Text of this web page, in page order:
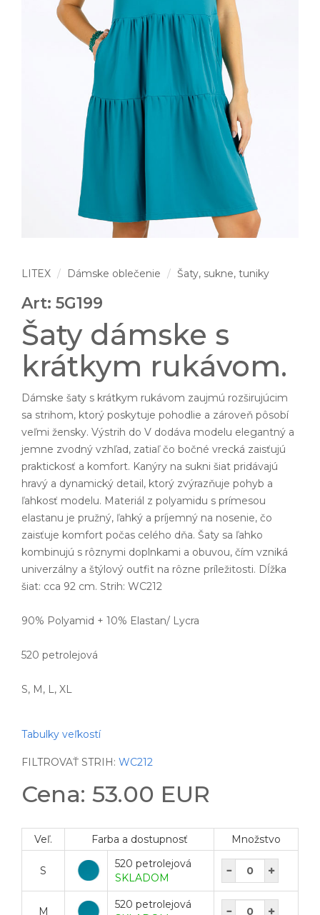
LITEX Dámske oblečenie Šaty, sukne, tuniky
Art: 5G199
Šaty dámske s
krátkym rukávom.
Dámske šaty s krátkym rukávom zaujmú rozširujúcim
sa strihom, ktorý poskytuje pohodlie a zároveň pôsobí
veľmi žensky. Výstrih do V dodáva modelu elegantný a
jemne zvodný vzhľad, zatiaľ čo bočné vrecká zaisťujú
praktickosť a komfort. Kanýry na sukni šiat pridávajú
hravý a dynamický detail, ktorý zvýrazňuje pohyb a
ľahkosť modelu. Materiál z polyamidu s prímesou
elastanu je pružný, ľahký a príjemný na nosenie, čo
zaisťuje komfort počas celého dňa. Šaty sa ľahko
kombinujú s rôznymi doplnkami a obuvou, čím vzniká
univerzálny a štýlový outfit na rôzne príležitosti. Dĺžka
šiat: cca 92 cm. Strih: WC212
90% Polyamid + 10% Elastan/ Lycra
520 petrolejová
S, M, L, XL
Tabulky veľkostí
FILTROVAŤ STRIH: WC212
Cena: 53.00 EUR
Veľ. Farba a dostupnosť Množstvo
S
520 petrolejová
SKLADOM
M
520 petrolejová